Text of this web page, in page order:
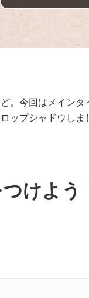
。今回はメイン
ップシャドウし
けよう